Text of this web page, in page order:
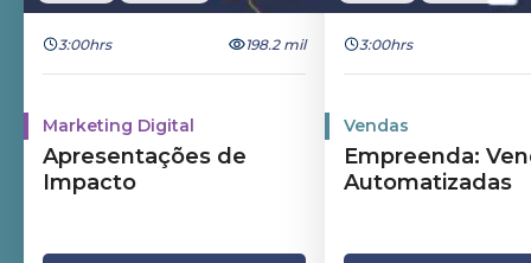
3:00hrs 198.2 mil
Marketing Digital
Apresentações de
Impacto
3:00hrs
Vendas
Empreenda:
Automatizadas